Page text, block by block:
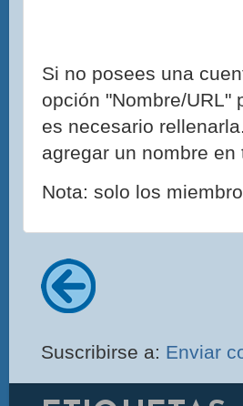
Si no posees una
opción "Nombre/URL"
es necesario
agregar un nombre en
Nota: solo los
Suscribirse a: Enviar